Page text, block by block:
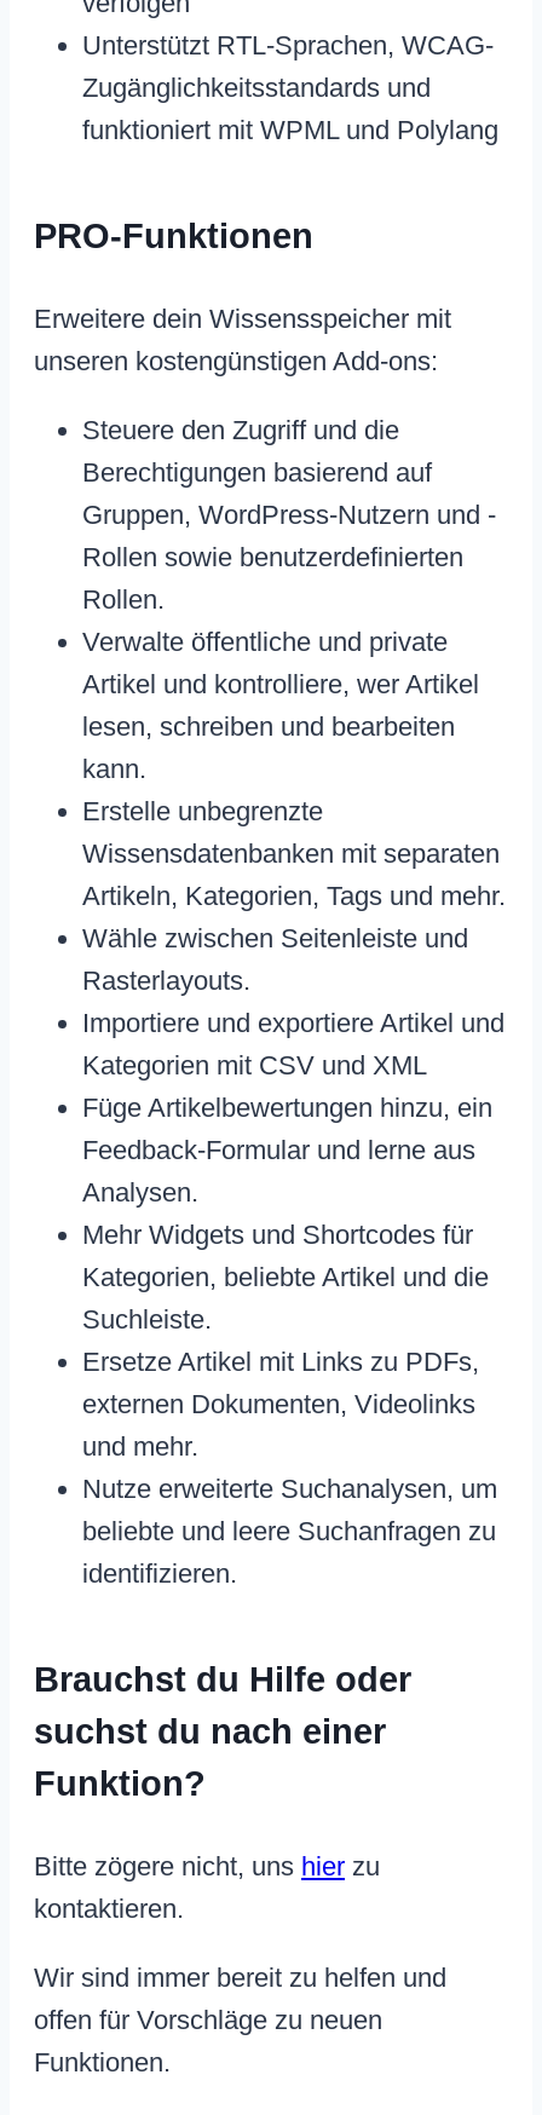
Unterstützt RTL-Sprachen, WCAG-
Zugänglichkeitsstandards und
funktioniert mit WPML und Polylang
PRO-Funktionen
Erweitere dein Wissensspeicher mit
unseren kostengünstigen Add-ons:
Steuere den Zugriff und die
Berechtigungen basierend auf
Gruppen, WordPress-Nutzern und -
Rollen sowie benutzerdefinierten
Rollen.
Verwalte öffentliche und private
Artikel und kontrolliere, wer Artikel
lesen, schreiben und bearbeiten
kann.
Erstelle unbegrenzte
Wissensdatenbanken mit separaten
Artikeln, Kategorien, Tags und mehr.
Wähle zwischen Seitenleiste und
Rasterlayouts.
Importiere und exportiere Artikel und
Kategorien mit CSV und XML
Füge Artikelbewertungen hinzu, ein
Feedback-Formular und lerne aus
Analysen.
Mehr Widgets und Shortcodes für
Kategorien, beliebte Artikel und die
Suchleiste.
Ersetze Artikel mit Links zu PDFs,
externen Dokumenten, Videolinks
und mehr.
Nutze erweiterte Suchanalysen, um
beliebte und leere Suchanfragen zu
identifizieren.
Brauchst du Hilfe oder
suchst du nach einer
Funktion?
Bitte zögere nicht, uns hier zu
kontaktieren.
Wir sind immer bereit zu helfen und
offen für Vorschläge zu neuen
Funktionen.